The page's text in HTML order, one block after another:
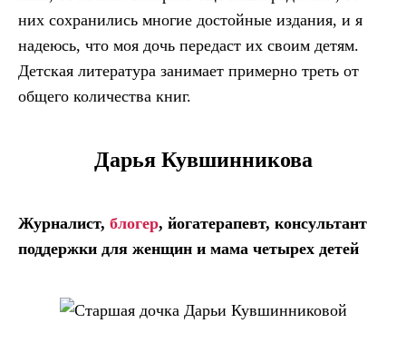
них сохранились многие достойные издания, и я
надеюсь, что моя дочь передаст их своим детям.
Детская литература занимает примерно треть от
общего количества книг.
Дарья Кувшинникова
Журналист, блогер, йогатерапевт, консультант
поддержки для женщин и мама четырех детей